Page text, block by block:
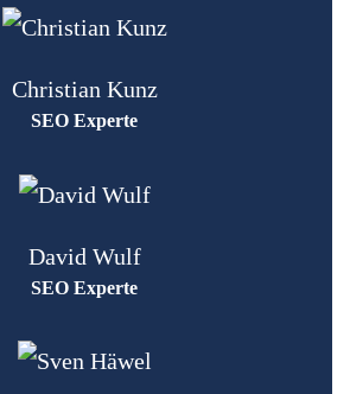
Christian Kunz
SEO Experte
David Wulf
SEO Experte